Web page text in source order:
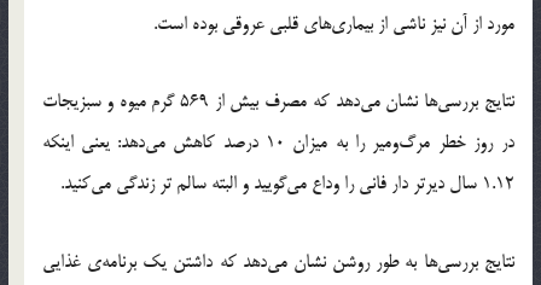
مورد از آن نیز ناشی از بیماری‌های قلبی عروقی بوده است.
نتایج بررسی‌ها نشان می‌دهد که مصرف بیش از 569 گرم میوه و سبزیجات
در روز خطر مرگ‌ومیر را به میزان 10 درصد کاهش می‌دهد: یعنی اینکه
1.12 سال دیرتر دار فانی را وداع می‌گویید و البته سالم تر زندگی می‌کنید.
نتایج بررسی‌ها به طور روشن نشان می‌دهد که داشتن یک برنامه‌ی غذایی